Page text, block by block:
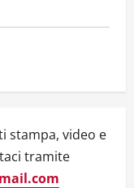
stampa, video e
tramite